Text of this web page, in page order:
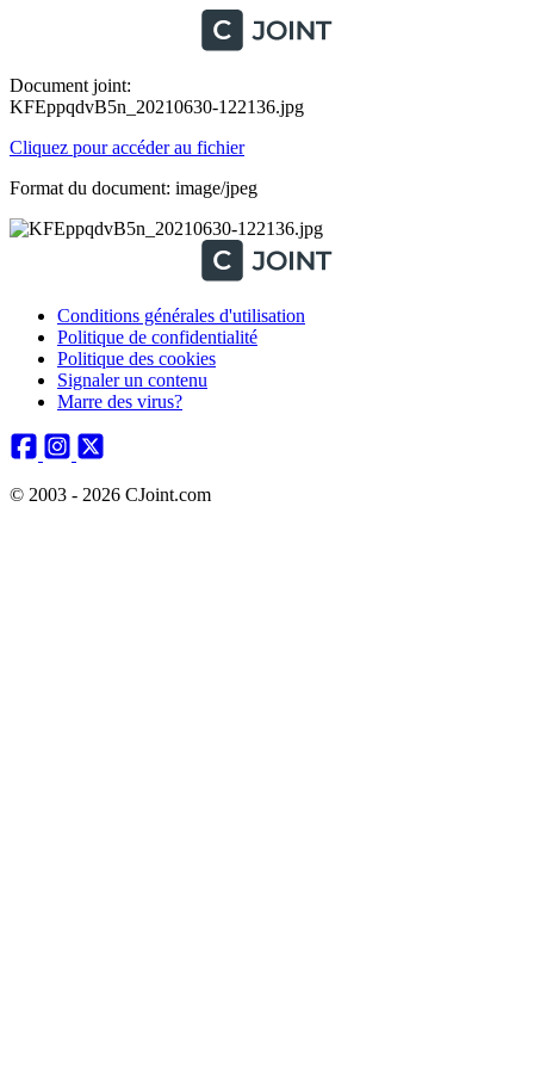
Document joint:
KFEppqdvB5n_20210630-122136.jpg
Cliquez pour accéder au fichier
Format du document: image/jpeg
Conditions générales d'utilisation
Politique de confidentialité
Politique des cookies
Signaler un contenu
Marre des virus?
© 2003 - 2026 CJoint.com